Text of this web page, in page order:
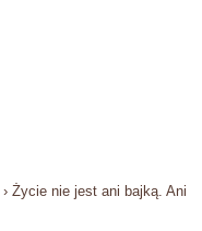
› Życie nie jest ani bajką. Ani